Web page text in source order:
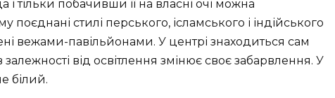
тільки побачивши її на власні очі можна
стилі перського, ісламського і індійського
вежами-павільйонами. У центрі знаходиться сам
від освітлення змінює своє забарвлення. У
білий.